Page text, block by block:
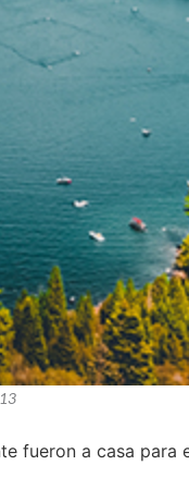
fueron a casa para